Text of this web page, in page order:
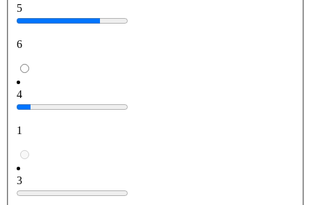
5
6
4
1
3